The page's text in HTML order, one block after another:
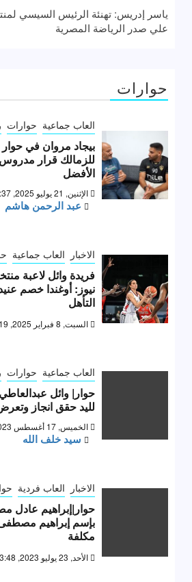
ياسر إدريس: تهنئة الرئيس السيسي
علي صدر الرياضة المصرية
حوارات
العاب جماعية حوارات
بيجاد مروان في
للزمالك قرار مدروس
الأفضل
الإثنين, 21 يوليو 2025, 5:37 م
عبد الرحمن هاشم
الاخبار العاب جماعية
فريدة وائل لاعبة
نيوز: أوغندا خصم
التأهل
السبت, 8 فبراير 2025, 12:19 ص
العاب جماعية حوارات
حوار| وائل
لليد حقق انجاز
الخميس, 17 أغسطس 2023, 3:10 م
سيد خلف الله
الاخبار العاب فردية
حوار|إبراهيم عادل
بإسم إبراهيم
مكلفة
الأحد, 23 يوليو 2023, 3:48 م